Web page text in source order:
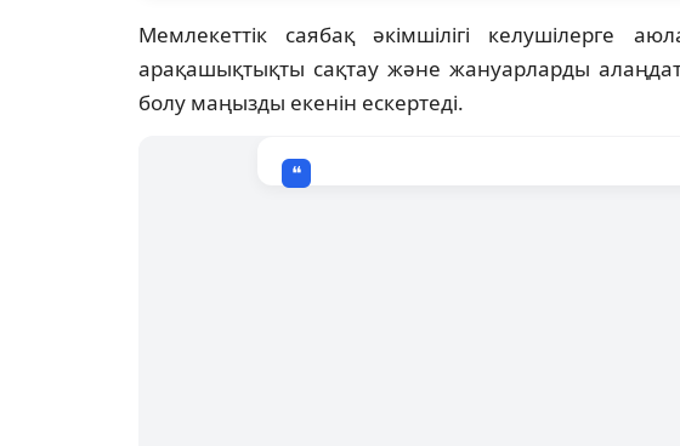
Мемлекеттік саябақ әкімшілігі келушілерге
арақашықтықты сақтау және жануарларды
болу маңызды екенін ескертеді.